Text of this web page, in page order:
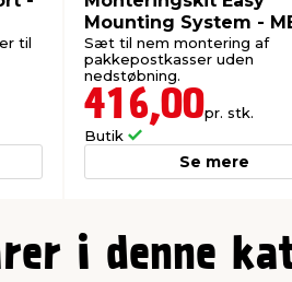
til
Mounting System -
Sæt til nem montering af
pakkepostkasser uden
nedstøbning.
416,00pr. stk.
Butik
Se mere
i denne